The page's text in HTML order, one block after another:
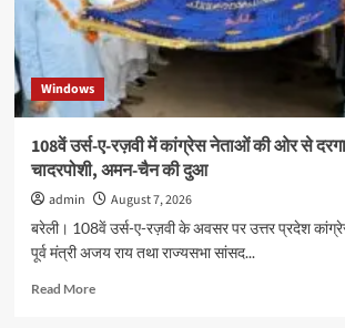
का
शुभारंभ
Windows
108वें उर्स-ए-रज़वी में कांग्रेस नेताओं की ओर से
चादरपोशी, अमन-चैन की दुआ
admin
August 7, 2026
बरेली। 108वें उर्स-ए-रज़वी के अवसर पर उत्तर प्रदेश
पूर्व मंत्री अजय राय तथा राज्यसभा सांसद...
Read MoreRead